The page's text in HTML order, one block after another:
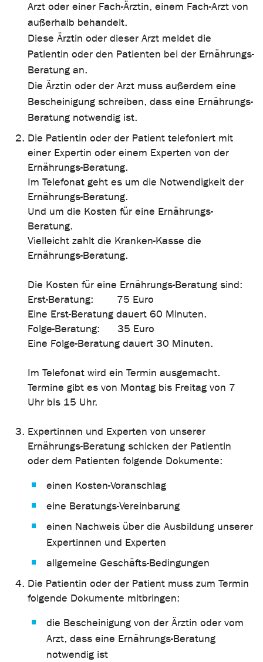
Arzt oder einer Fach-Ärztin, einem Fach-Arzt von
außerhalb behandelt.
Diese Ärztin oder dieser Arzt meldet die
Patientin oder den Patienten bei der Ernährungs-
Beratung an.
Die Ärztin oder der Arzt muss außerdem eine
Bescheinigung schreiben, dass eine Ernährungs-
Beratung notwendig ist.
Die Patientin oder der Patient telefoniert mit
einer Expertin oder einem Experten von der
Ernährungs-Beratung.
Im Telefonat geht es um die Notwendigkeit der
Ernährungs-Beratung.
Und um die Kosten für eine Ernährungs-
Beratung.
Vielleicht zahlt die Kranken-Kasse die
Ernährungs-Beratung.
Die Kosten für eine Ernährungs-Beratung sind:
Erst-Beratung: 75 Euro
Eine Erst-Beratung dauert 60 Minuten.
Folge-Beratung: 35 Euro
Eine Folge-Beratung dauert 30 Minuten.
Im Telefonat wird ein Termin ausgemacht.
Termine gibt es von Montag bis Freitag von 7
Uhr bis 15 Uhr.
Expertinnen und Experten von unserer
Ernährungs-Beratung schicken der Patientin
oder dem Patienten folgende Dokumente:
einen Kosten-Voranschlag
eine Beratungs-Vereinbarung
einen Nachweis über die Ausbildung unserer
Expertinnen und Experten
allgemeine Geschäfts-Bedingungen
Die Patientin oder der Patient muss zum Termin
folgende Dokumente mitbringen:
die Bescheinigung von der Ärztin oder vom
Arzt, dass eine Ernährungs-Beratung
notwendig ist